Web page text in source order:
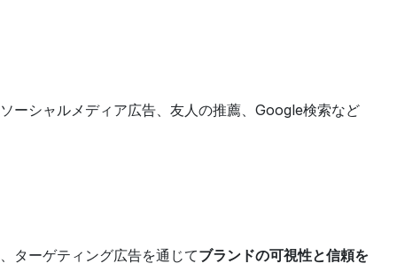
ーシャルメディア広告、友人の推薦、Google検索など
ターゲティング広告を通じてブランドの可視性と信頼を